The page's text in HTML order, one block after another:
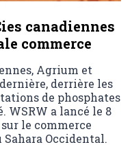
canadiennes
commerce
Agrium et
derrière les
de phosphates
WSRW a lancé le 8
le commerce
Occidental.